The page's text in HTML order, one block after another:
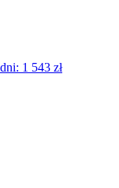
1 543 zł